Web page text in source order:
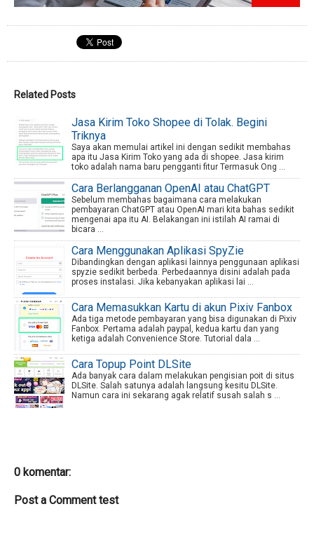
Related Posts
Jasa Kirim Toko Shopee di Tolak. Begini
Triknya
Saya akan memulai artikel ini dengan sedikit membahas
apa itu Jasa Kirim Toko yang ada di shopee. Jasa kirim
toko adalah nama baru pengganti fitur Termasuk Ong ...
Cara Berlangganan OpenAI atau ChatGPT
Sebelum membahas bagaimana cara melakukan
pembayaran ChatGPT atau OpenAI mari kita bahas sedikit
mengenai apa itu AI. Belakangan ini istilah AI ramai di
bicara ...
Cara Menggunakan Aplikasi SpyZie
Dibandingkan dengan aplikasi lainnya penggunaan aplikasi
spyzie sedikit berbeda. Perbedaannya disini adalah pada
proses instalasi. Jika kebanyakan aplikasi lai ...
Cara Memasukkan Kartu di akun Pixiv Fanbox
Ada tiga metode pembayaran yang bisa digunakan di Pixiv
Fanbox. Pertama adalah paypal, kedua kartu dan yang
ketiga adalah Convenience Store. Tutorial dala ...
Cara Topup Point DLSite
Ada banyak cara dalam melakukan pengisian poit di situs
DLSite. Salah satunya adalah langsung kesitu DLSite.
Namun cara ini sekarang agak relatif susah salah s ...
0 komentar:
Post a Comment test